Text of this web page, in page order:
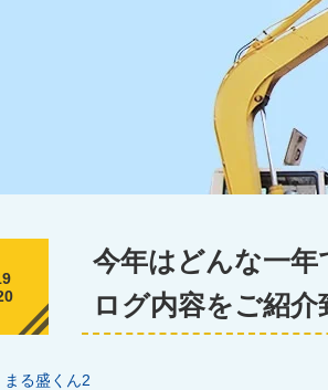
今年はどんな一
ログ内容をご紹介
まる盛くん2